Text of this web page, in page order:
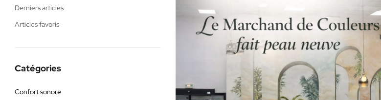
Derniers articles
Articles favoris
Catégories
Confort sonore